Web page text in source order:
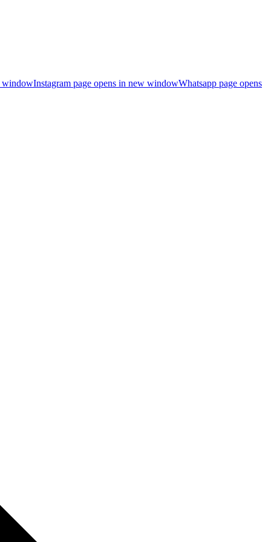
windowInstagram page opens in new windowWhatsapp page opens